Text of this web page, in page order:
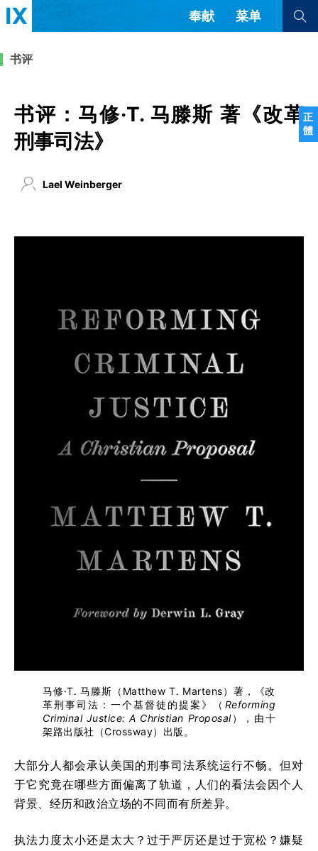
正
體
奉献 菜单
来信
教会带领
查看全部
查看全部
阿尔巴尼亚语
塞尔维亚语 柬埔寨语
书评
书评：马修·T. 马滕斯 著《改革
刑事司法》
Lael Weinberger
马修·T. 马滕斯（Matthew T. Martens）著，《改
革刑事司法：一个基督徒的提案》（ Reforming
Criminal Justice: A Christian Proposal），由十
架路出版社（Crossway）出版。
大部分人都会承认美国的刑事司法系统运行不畅。但对
于它究竟在哪些方面偏离了轨道，人们的看法会因个人
背景、经历和政治立场的不同而有所差异。
执法力度太小还是太大？过于严厉还是过于宽松？嫌疑